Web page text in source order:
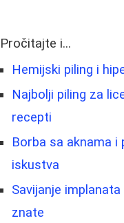
Pročitajte i...
Hemijski piling i
Najbolji piling za
recepti
Borbа sa aknama i
iskustva
Savijanje
znate